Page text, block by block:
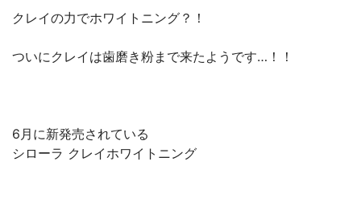
クレイの力でホワイトニング？！
ついにクレイは歯磨き粉まで来たようです…！！
6月に新発売されている
シローラ クレイホワイトニング